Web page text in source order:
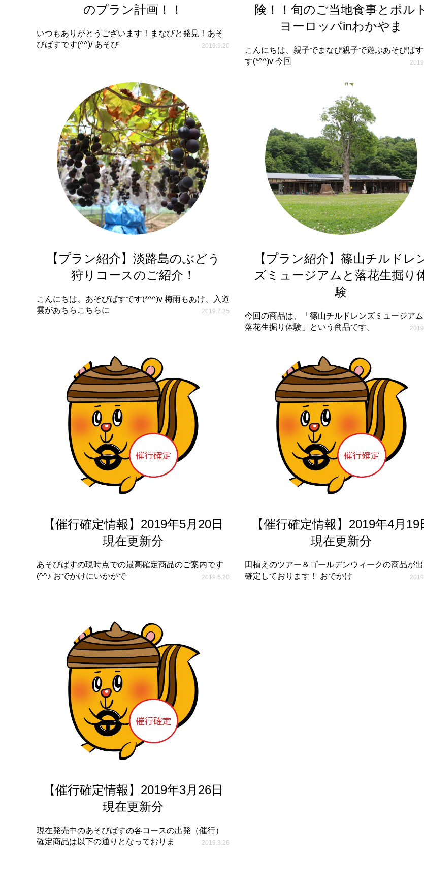
のプラン計画！！
いつもありがとうございます！まなびと発見！あそ
びばすです(^^)/ あそび
2019.9.20
険！！旬のご当地食事とポル
ヨーロッパinわかやま
こんにちは、親子でまなび親子で遊ぶあそびば
す(*^^)v 今回
【プラン紹介】淡路島のぶどう
狩りコースのご紹介！
こんにちは、あそびばすです(*^^)v 梅雨もあけ、入道
雲があちらこちらに
2019.7.25
【プラン紹介】篠山チルドレ
ズミュージアムと落花生掘り
験
今回の商品は、「篠山チルドレンズミュージアム
落花生掘り体験」という商品です。
【催行確定情報】2019年5月20日
現在更新分
あそびばすの現時点での最高確定商品のご案内です
(^^♪ おでかけにいかがで
2019.5.20
【催行確定情報】2019年4月19
現在更新分
田植えのツアー＆ゴールデンウィークの商品が
確定しております！ おでかけ
【催行確定情報】2019年3月26日
現在更新分
現在発売中のあそびばすの各コースの出発（催行）
確定商品は以下の通りとなっておりま
2019.3.26